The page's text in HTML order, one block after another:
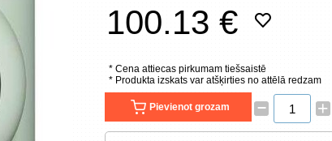
100.13 €
* Cena attiecas pirkumam tiešsaistē
* Produkta izskats var atšķirties no attēlā redzam
Pievienot grozam – +